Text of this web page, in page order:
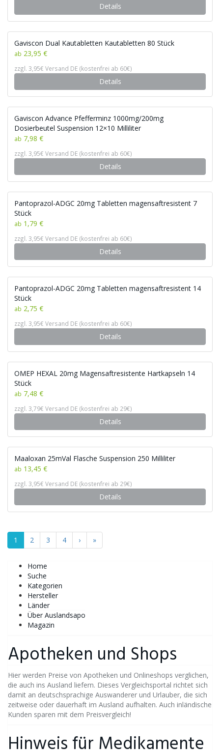
Details
Gaviscon Dual Kautabletten Kautabletten 80 Stück
ab 23,95 €
zzgl. 3,95€ Versand DE (kostenfrei ab 60€)
Details
Gaviscon Advance Pfefferminz 1000mg/200mg
Dosierbeutel Suspension 12×10 Milliliter
ab 7,98 €
zzgl. 3,95€ Versand DE (kostenfrei ab 60€)
Details
Pantoprazol-ADGC 20mg Tabletten magensaftresistent 7
Stück
ab 1,79 €
zzgl. 3,95€ Versand DE (kostenfrei ab 60€)
Details
Pantoprazol-ADGC 20mg Tabletten magensaftresistent 14
Stück
ab 2,75 €
zzgl. 3,95€ Versand DE (kostenfrei ab 60€)
Details
OMEP HEXAL 20mg Magensaftresistente Hartkapseln 14
Stück
ab 7,48 €
zzgl. 3,79€ Versand DE (kostenfrei ab 29€)
Details
Maaloxan 25mVal Flasche Suspension 250 Milliliter
ab 13,45 €
zzgl. 3,95€ Versand DE (kostenfrei ab 29€)
Details
1 2 3 4 › »
Home
Suche
Kategorien
Hersteller
Länder
Über Auslandsapo
Magazin
Apotheken und Shops
Hier werden Preise von Apotheken und Onlineshops verglichen,
die auch ins Ausland liefern. Dieses Vergleichsportal richtet sich
damit an deutschsprachige Auswanderer und Urlauber, die sich
zeitweise oder dauerhaft im Ausland aufhalten. Auch inländische
Kunden sparen mit dem Preisvergleich!